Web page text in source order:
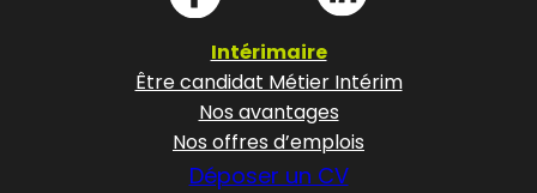
Intérimaire
Être candidat Métier Intérim
Nos avantages
Nos offres d’emplois
Déposer un CV